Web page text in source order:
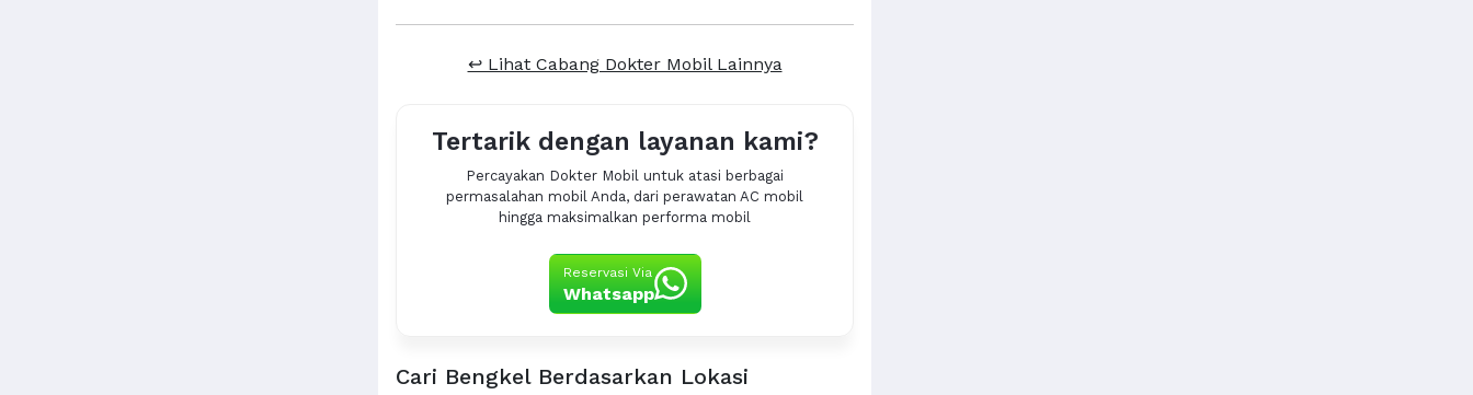
↩ Lihat Cabang Dokter Mobil Lainnya
Tertarik dengan layanan kami?
Percayakan Dokter Mobil untuk atasi berbagai
permasalahan mobil Anda, dari perawatan AC mobil
hingga maksimalkan performa mobil
Reservasi Via
Whatsapp
Cari Bengkel Berdasarkan Lokasi